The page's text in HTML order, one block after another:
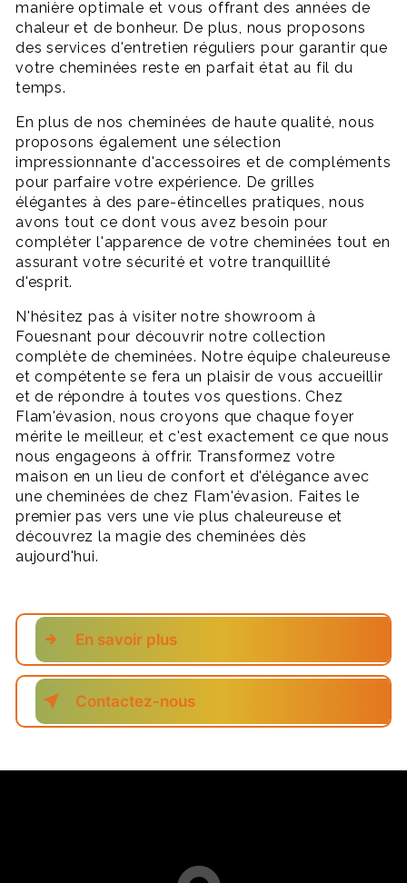
manière optimale et vous offrant des années de
chaleur et de bonheur. De plus, nous proposons
des services d'entretien réguliers pour garantir que
votre cheminées reste en parfait état au fil du
temps.
En plus de nos cheminées de haute qualité, nous
proposons également une sélection
impressionnante d'accessoires et de compléments
pour parfaire votre expérience. De grilles
élégantes à des pare-étincelles pratiques, nous
avons tout ce dont vous avez besoin pour
compléter l'apparence de votre cheminées tout en
assurant votre sécurité et votre tranquillité
d'esprit.
N'hésitez pas à visiter notre showroom à
Fouesnant pour découvrir notre collection
complète de cheminées. Notre équipe chaleureuse
et compétente se fera un plaisir de vous accueillir
et de répondre à toutes vos questions. Chez
Flam'évasion, nous croyons que chaque foyer
mérite le meilleur, et c'est exactement ce que nous
nous engageons à offrir. Transformez votre
maison en un lieu de confort et d'élégance avec
une cheminées de chez Flam'évasion. Faites le
premier pas vers une vie plus chaleureuse et
découvrez la magie des cheminées dès
aujourd'hui.
En savoir plus
Contactez-nous